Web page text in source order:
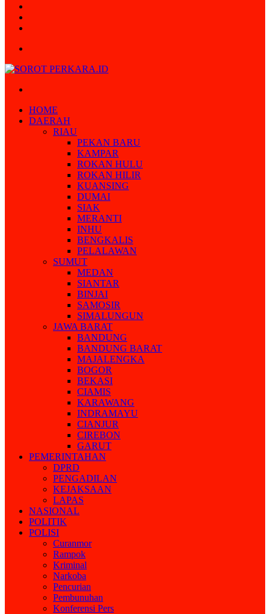
HOME
DAERAH
RIAU
PEKAN BARU
KAMPAR
ROKAN HULU
ROKAN HILIR
KUANSING
DUMAI
SIAK
MERANTI
INHU
BENGKALIS
PELALAWAN
SUMUT
MEDAN
SIANTAR
BINJAI
SAMOSIR
SIMALUNGUN
JAWA BARAT
BANDUNG
BANDUNG BARAT
MAJALENGKA
BOGOR
BEKASI
CIAMIS
KARAWANG
INDRAMAYU
CIANJUR
CIREBON
GARUT
PEMERINTAHAN
DPRD
PENGADILAN
KEJAKSAAN
LAPAS
NASIONAL
POLITIK
POLISI
Curanmor
Rampok
Kriminal
Narkoba
Pencurian
Pembunuhan
Konferensi Pers